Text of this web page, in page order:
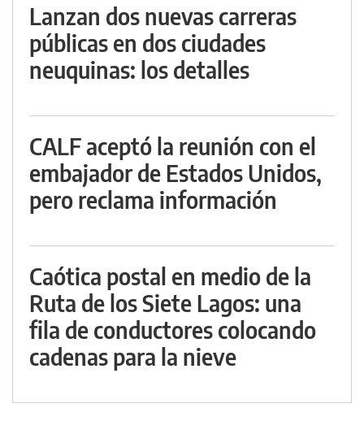
Lanzan dos nuevas carreras
públicas en dos ciudades
neuquinas: los detalles
CALF aceptó la reunión con el
embajador de Estados Unidos,
pero reclama información
Caótica postal en medio de la
Ruta de los Siete Lagos: una
fila de conductores colocando
cadenas para la nieve